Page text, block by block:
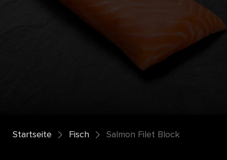
Startseite Fisch Salmon Filet Block